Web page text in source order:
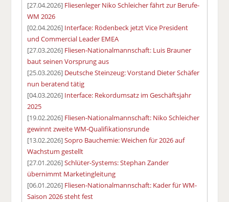
[27.04.2026] Fliesenleger Niko Schleicher fährt zur Berufe-
WM 2026
[02.04.2026] Interface: Rödenbeck jetzt Vice President
und Commercial Leader EMEA
[27.03.2026] Fliesen-Nationalmannschaft: Luis Brauner
baut seinen Vorsprung aus
[25.03.2026] Deutsche Steinzeug: Vorstand Dieter Schäfer
nun beratend tätig
[04.03.2026] Interface: Rekordumsatz im Geschäftsjahr
2025
[19.02.2026] Fliesen-Nationalmannschaft: Niko Schleicher
gewinnt zweite WM-Qualifikationsrunde
[13.02.2026]Sopro Bauchemie: Weichen für 2026 auf
Wachstum gestellt
[27.01.2026]Schlüter-Systems: Stephan Zander
übernimmt Marketingleitung
[06.01.2026] Fliesen-Nationalmannschaft: Kader für WM-
Saison 2026 steht fest